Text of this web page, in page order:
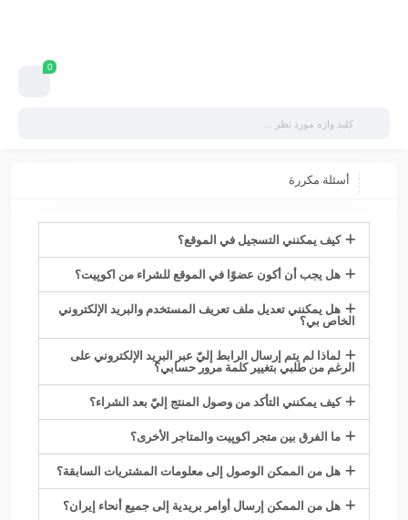
0
أسئلة مكررة
كيف يمكنني التسجيل في الموقع؟
هل يجب أن أكون عضوًا في الموقع للشراء من اکوپیت؟
هل يمكنني تعديل ملف تعريف المستخدم والبريد الإلكتروني
الخاص بي؟
لماذا لم يتم إرسال الرابط إليّ عبر البريد الإلكتروني على
الرغم من طلبي بتغيير كلمة مرور حسابي؟
كيف يمكنني التأكد من وصول المنتج إليّ بعد الشراء؟
ما الفرق بين متجر اكوپيت والمتاجر الأخرى؟
هل من الممكن الوصول إلى معلومات المشتريات السابقة؟
هل من الممكن إرسال أوامر بريدية إلى جميع أنحاء إيران؟